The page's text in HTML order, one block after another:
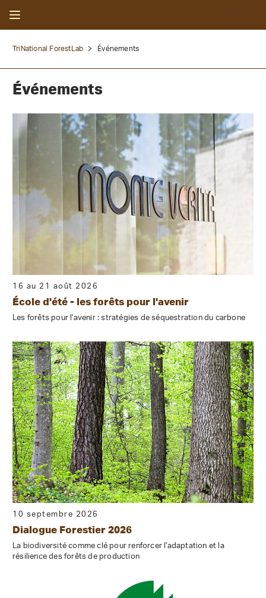
TriNational ForestLab Événements
Événements
16 au 21 août 2026
École d'été - les forêts pour l'avenir
Les forêts pour l'avenir : stratégies de séquestration du carbone
10 septembre 2026
Dialogue Forestier 2026
La biodiversité comme clé pour renforcer l'adaptation et la
résilience des forêts de production